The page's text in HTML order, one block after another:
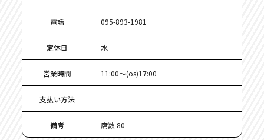
電話 095-893-1981
定休日 水
営業時間 11:00～(os)17:00
支払い方法
備考 席数 80